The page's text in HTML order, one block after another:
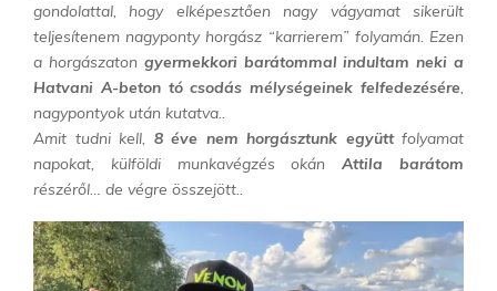
gondolattal, hogy elképesztően nagy vágyamat sikerült
teljesítenem nagyponty horgász “karrierem” folyamán. Ezen
a horgászaton gyermekkori barátommal indultam neki a
Hatvani A-beton tó csodás mélységeinek felfedezésére,
nagypontyok után kutatva..
Amit tudni kell, 8 éve nem horgásztunk együttfolyamat
napokat, külföldi munkavégzés okánAttila barátom
részéről… de végre összejött..